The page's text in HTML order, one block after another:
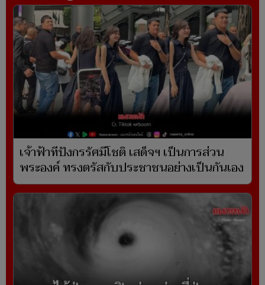
เจ้าฟ้าทีปังกรรัศมีโชติ เสด็จฯ เป็นการส่วน
พระองค์ ทรงตรัสกับประชาชนอย่างเป็นกันเอง